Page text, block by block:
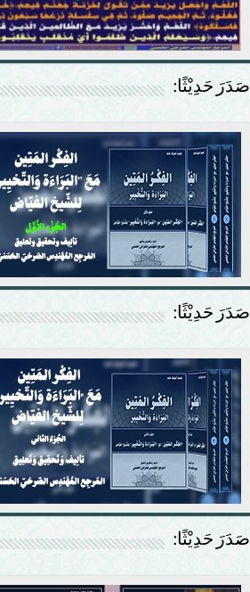
صَدَرَ حَدِيْثًا:
صَدَرَ حَدِيْثًا:
صَدَرَ حَدِيْثًا: